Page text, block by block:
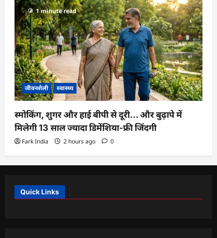
1 minute read
जीवनशैली स्वास्थ्य
स्मोकिंग, शुगर और हाई बीपी से दूरी… और बुढ़ापे में
मिलेगी 13 साल ज्यादा डिमेंशिया-फ्री जिंदगी
Fark India 2 hours ago 0
Quick Links